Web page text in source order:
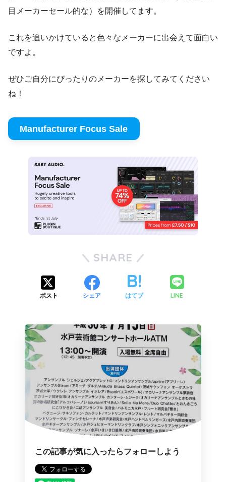
目メーカーセール的な）を開催してます。
これを追いかけていると色々なメーカーに出会えて面白い
ですよ。
ぜひご自分にぴったりのメーカーを探してみてください
ね！
Manufacturer Focus Sale
SHARE
ポスト シェア はてブ LINE
この記事が気に入ったらフォローしよう